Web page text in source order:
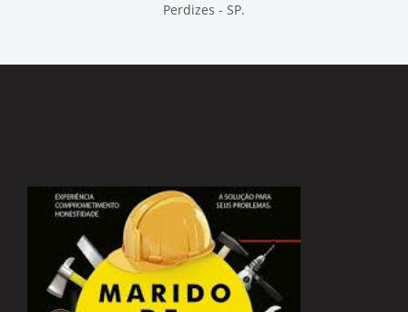
Perdizes - SP.